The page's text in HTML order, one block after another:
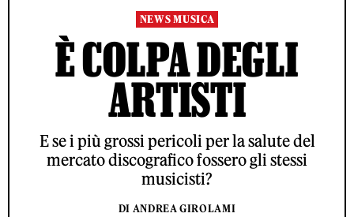
NEWS MUSICA
È COLPA DEGLI
ARTISTI
E se i più grossi pericoli per la salute del
mercato discografico fossero gli stessi
musicisti?
DI ANDREA GIROLAMI